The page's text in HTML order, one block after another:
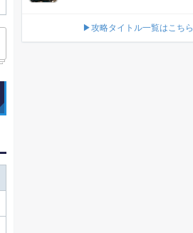
▶攻略タイトル一覧はこちら